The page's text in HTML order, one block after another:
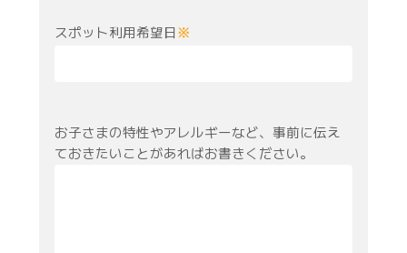
スポット利用希望日 ※
お子さまの特性やアレルギーなど、事前に伝え
ておきたいことがあればお書きください。